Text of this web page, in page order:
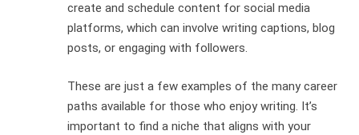
create and schedule content for social media
platforms, which can involve writing captions, blog
posts, or engaging with followers.
These are just a few examples of the many career
paths available for those who enjoy writing. It’s
important to find a niche that aligns with your